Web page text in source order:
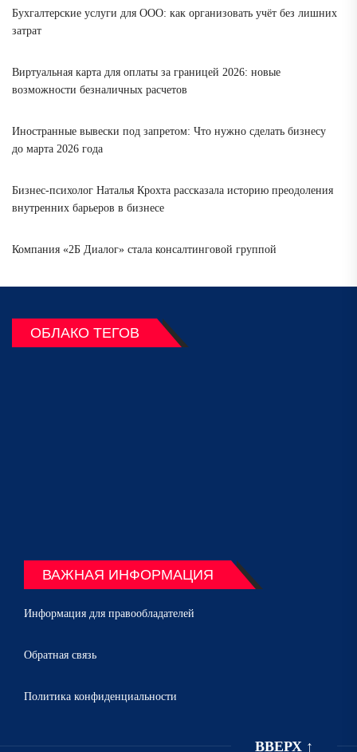
Бухгалтерские услуги для ООО: как организовать учёт без лишних
затрат
Виртуальная карта для оплаты за границей 2026: новые
возможности безналичных расчетов
Иностранные вывески под запретом: Что нужно сделать бизнесу
до марта 2026 года
Бизнес-психолог Наталья Крохта рассказала историю преодоления
внутренних барьеров в бизнесе
Компания «2Б Диалог» стала консалтинговой группой
ОБЛАКО ТЕГОВ
ВАЖНАЯ ИНФОРМАЦИЯ
Информация для правообладателей
Обратная связь
Политика конфиденциальности
ВВЕРХ ↑